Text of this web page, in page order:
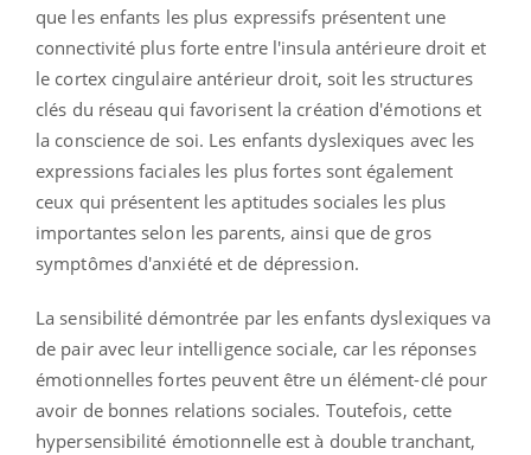
que les enfants les plus expressifs présentent une
connectivité plus forte entre l'insula antérieure droit et
le cortex cingulaire antérieur droit, soit les structures
clés du réseau qui favorisent la création d'émotions et
la conscience de soi. Les enfants dyslexiques avec les
expressions faciales les plus fortes sont également
ceux qui présentent les aptitudes sociales les plus
importantes selon les parents, ainsi que de gros
symptômes d'anxiété et de dépression.
La sensibilité démontrée par les enfants dyslexiques va
de pair avec leur intelligence sociale, car les réponses
émotionnelles fortes peuvent être un élément-clé pour
avoir de bonnes relations sociales. Toutefois, cette
hypersensibilité émotionnelle est à double tranchant,